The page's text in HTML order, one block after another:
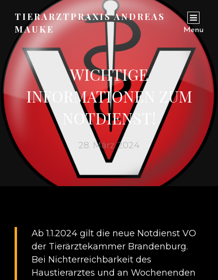
TIERARZTPRAXIS ANDREAS
MAUKE
Menu
WICHTIGE
INFORMATIONEN ZUM
NOTDIENST!
28. März 2024
Ab 1.1.2024 gilt die neue Notdienst VO
der Tierärztekammer Brandenburg.
Bei Nichterreichbarkeit des
Haustierarztes und an Wochenenden